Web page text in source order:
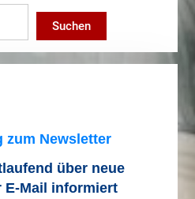
Suchen
zum Newsletter
über neue
E-Mail informiert